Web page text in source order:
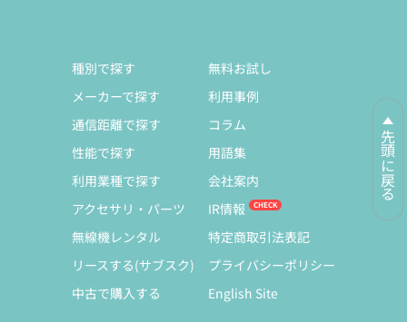
先頭に戻る
種別で探す
メーカーで探す
通信距離で探す
性能で探す
利用業種で探す
アクセサリ・パーツ
無線機レンタル
リースする(サブスク)
中古で購入する
無料お試し
利用事例
コラム
用語集
会社案内
IR情報
特定商取引法表記
プライバシーポリシー
English Site